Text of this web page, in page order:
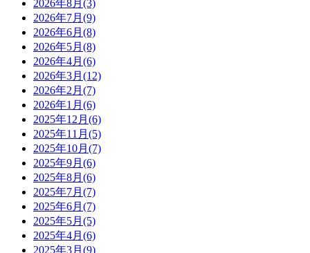
2026年8月(3)
2026年7月(9)
2026年6月(8)
2026年5月(8)
2026年4月(6)
2026年3月(12)
2026年2月(7)
2026年1月(6)
2025年12月(6)
2025年11月(5)
2025年10月(7)
2025年9月(6)
2025年8月(6)
2025年7月(7)
2025年6月(7)
2025年5月(5)
2025年4月(6)
2025年3月(9)